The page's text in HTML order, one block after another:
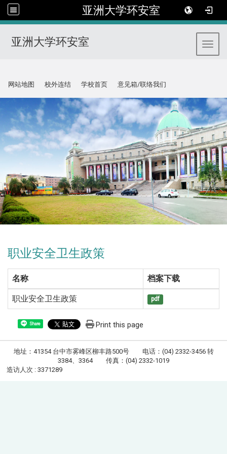
亚洲大学环安室
亚洲大学环安室
网站地图
校外连结 学校首页 意见箱/联络我们
职业安全卫生政策
名称 档案下载
职业安全卫生政策 pdf
Share Print this page
地址：41354 台中市雾峰区柳丰路500号 电话：(04) 2332-3456 转
3384、3364 传真：(04) 2332-1019
造访人次 : 3371289